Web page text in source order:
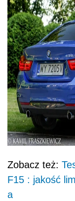
Zobacz też:
F15 : jakość
a